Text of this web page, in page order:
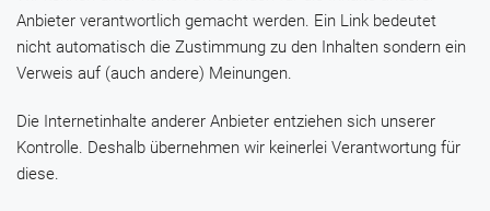
Anbieter verantwortlich gemacht werden. Ein Link bedeutet
nicht automatisch die Zustimmung zu den Inhalten sondern ein
Verweis auf (auch andere) Meinungen.
Die Internetinhalte anderer Anbieter entziehen sich unserer
Kontrolle. Deshalb übernehmen wir keinerlei Verantwortung für
diese.